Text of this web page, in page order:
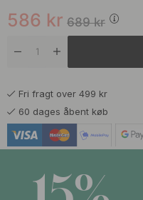
Brunet Messing
Mat Sort
Poleret Messing
689kr
586 kr
Fri fragt over 499 kr
60 dages åbent køb